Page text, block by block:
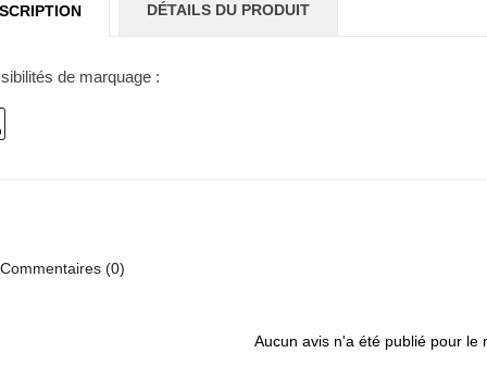
DÉTAILS DU PRODUIT
de marquage :
(0)
Aucun avis n'a été publié pour le